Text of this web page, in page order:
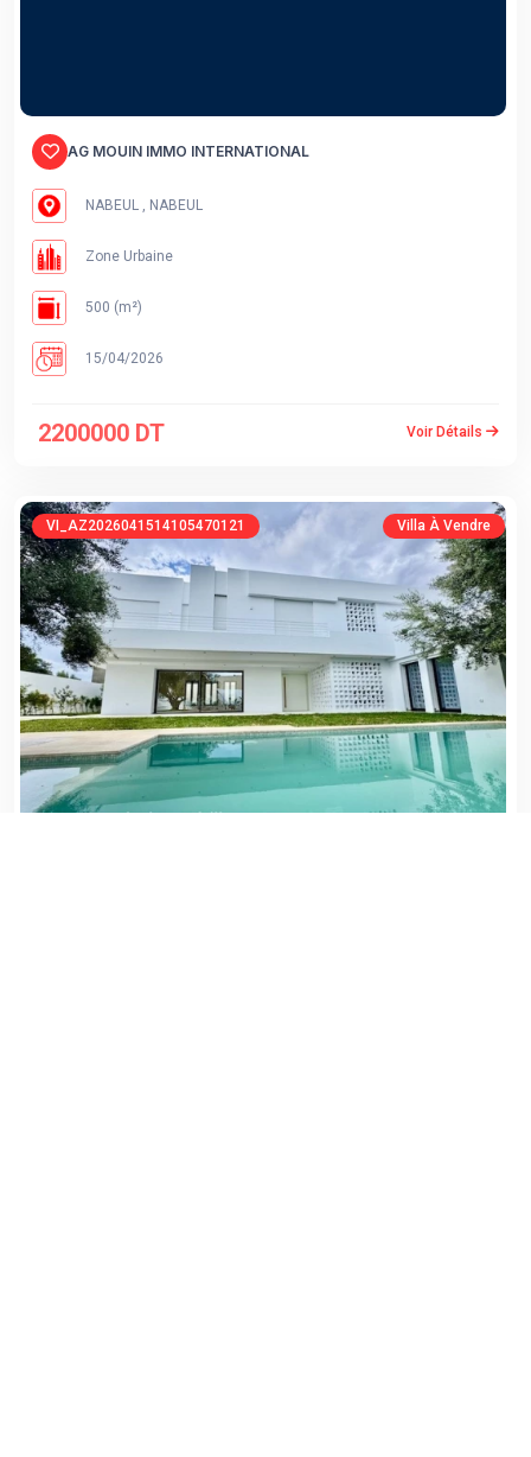
AG MOUIN IMMO INTERNATIONAL
NABEUL , NABEUL
Zone Urbaine
500 (m²)
15/04/2026
2200000 DT Voir Détails
VI_AZ2026041514105470121 Villa À Vendre